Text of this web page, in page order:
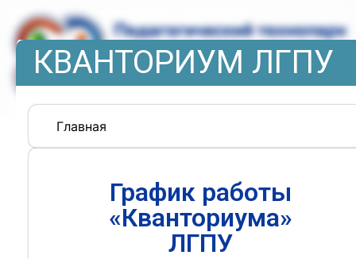
КВАНТОРИУМ ЛГПУ
Главная
График работы
«Кванториума»
ЛГПУ